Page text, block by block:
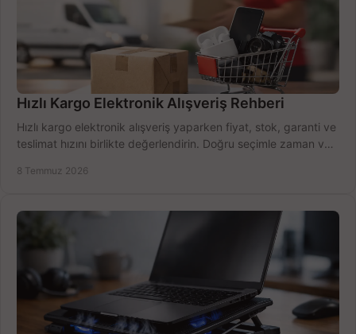
Hızlı Kargo Elektronik Alışveriş Rehberi
Hızlı kargo elektronik alışveriş yaparken fiyat, stok, garanti ve
teslimat hızını birlikte değerlendirin. Doğru seçimle zaman ve
8 Temmuz 2026